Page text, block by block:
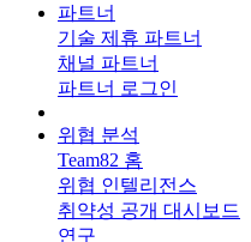
파트너
기술 제휴 파트너
채널 파트너
파트너 로그인
위협 분석
Team82 홈
위협 인텔리전스
취약성 공개 대시보드
연구